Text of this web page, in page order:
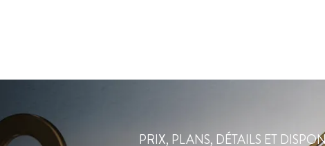
PRIX, PLANS, DÉTAILS ET